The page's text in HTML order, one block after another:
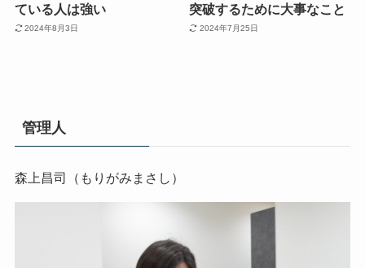
ている人は強い
2024年8月3日
突破するために大事なこと
2024年7月25日
管理人
森上昌司（もりがみまさし）